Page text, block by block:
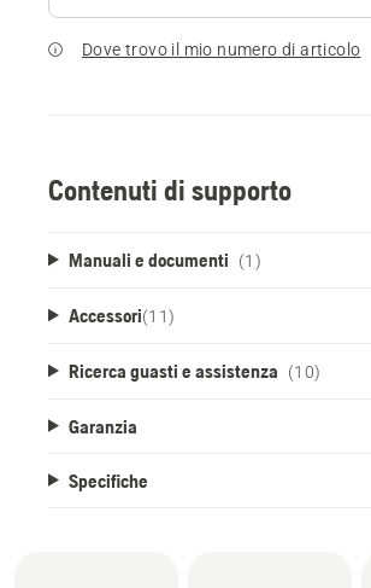
Dove trovo il mio numero di articolo
Contenuti di supporto
Manuali e documenti (1)
Accessori(11)
Ricerca guasti e assistenza (10)
Garanzia
Specifiche